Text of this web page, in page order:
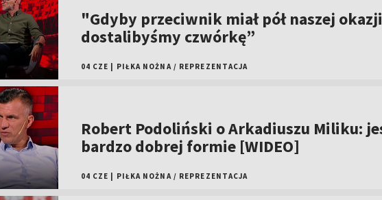
"Gdyby przeciwnik miał pół naszej
dostalibyśmy czwórkę”
04 CZE PIŁKA NOŻNA / REPREZENTACJA
Robert Podoliński o Arkadiuszu Miliku:
bardzo dobrej formie [WIDEO]
04 CZE PIŁKA NOŻNA / REPREZENTACJA